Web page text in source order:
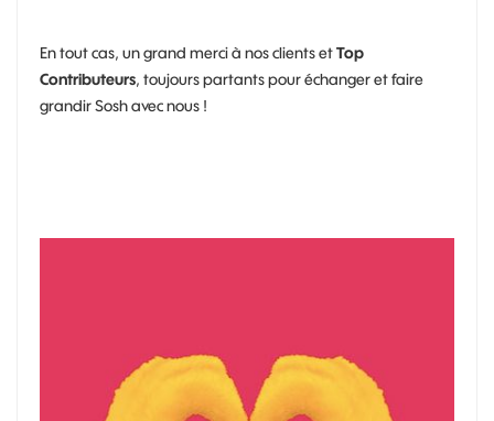
En tout cas, un grand merci à nos clients etTop
Contributeurs, toujours partants pour échanger et faire
grandir Sosh avec nous !